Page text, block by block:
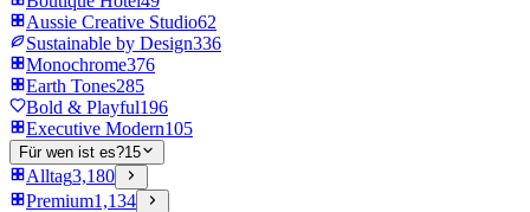
Aussie Creative Studio62
Sustainable by Design336
Monochrome376
Earth Tones285
Bold & Playful196
Executive Modern105
Für wen ist es?15
Alltag3,180
Premium1,134